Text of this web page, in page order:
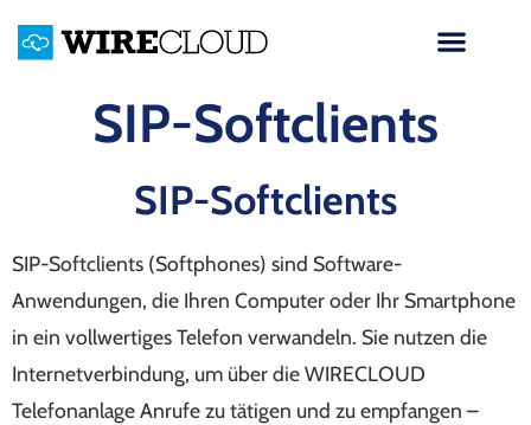
SIP-Softclients
SIP-Softclients
SIP-Softclients (Softphones) sind Software-
Anwendungen, die Ihren Computer oder Ihr Smartphone
in ein vollwertiges Telefon verwandeln. Sie nutzen die
Internetverbindung, um über die WIRECLOUD
Telefonanlage Anrufe zu tätigen und zu empfangen –